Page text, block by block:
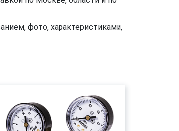
фото, характеристиками,